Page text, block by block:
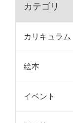
カテゴリ
カリキュラム
絵本
イベント